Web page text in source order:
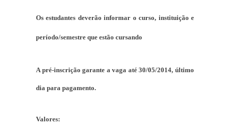
Os estudantes deverão informar o curso, instituição e
período/semestre que estão cursando
A pré-inscrição garante a vaga até 30/05/2014, último
dia para pagamento.
Valores: